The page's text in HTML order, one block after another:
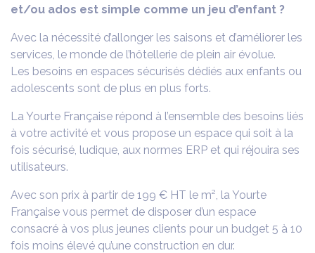
et/ou ados est simple comme un jeu d’enfant ?
Avec la nécessité d’allonger les saisons et d’améliorer les
services, le monde de l’hôtellerie de plein air évolue.
Les besoins en espaces sécurisés dédiés aux enfants ou
adolescents sont de plus en plus forts.
La Yourte Française répond à l’ensemble des besoins liés
à votre activité et vous propose un espace qui soit à la
fois sécurisé, ludique, aux normes ERP et qui réjouira ses
utilisateurs.
Avec son prix à partir de 199 € HT le m², la Yourte
Française vous permet de disposer d’un espace
consacré à vos plus jeunes clients pour un budget 5 à 10
fois moins élevé qu’une construction en dur.